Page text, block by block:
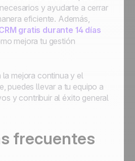
y ayudarte a cerrar
eficiente. Además,
gratis durante 14 días
mejora tu gestión
mejora continua y el
puedes llevar a tu equipo a
y contribuir al éxito general
frecuentes